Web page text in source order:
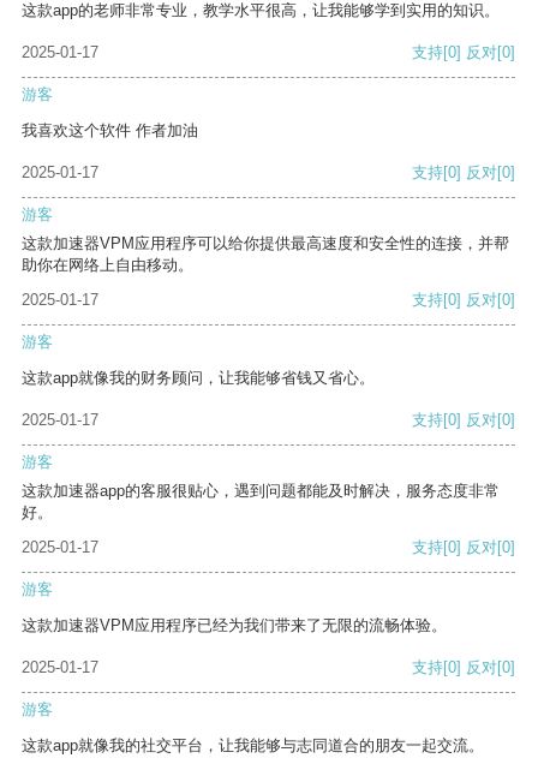
这款app的老师非常专业，教学水平很高，让我能够学到实用的知识。
2025-01-17 支持[0] 反对[0]
游客
我喜欢这个软件 作者加油
2025-01-17 支持[0] 反对[0]
游客
这款加速器VPM应用程序可以给你提供最高速度和安全性的连接，并帮
助你在网络上自由移动。
2025-01-17
支持[0] 反对[0]
游客
这款app就像我的财务顾问，让我能够省钱又省心。
2025-01-17 支持[0] 反对[0]
游客
这款加速器app的客服很贴心，遇到问题都能及时解决，服务态度非常
好。
2025-01-17
支持[0] 反对[0]
游客
这款加速器VPM应用程序已经为我们带来了无限的流畅体验。
2025-01-17 支持[0] 反对[0]
游客
这款app就像我的社交平台，让我能够与志同道合的朋友一起交流。